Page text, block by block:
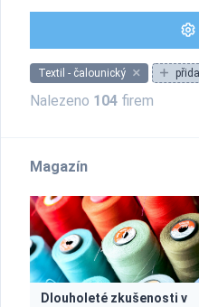
Textil - čalounický
Nalezeno 104 firem
Magazín
Dlouholeté zkušenosti v